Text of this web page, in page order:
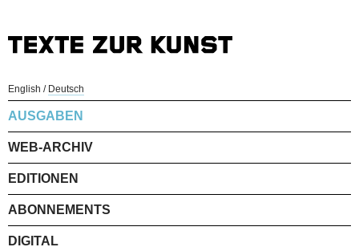
English / Deutsch
AUSGABEN
WEB-ARCHIV
EDITIONEN
ABONNEMENTS
DIGITAL